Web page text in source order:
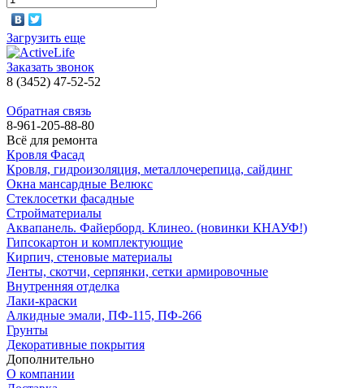
Загрузить еще
Заказать звонок
8 (3452) 47-52-52
Обратная связь
8-961-205-88-80
Всё для ремонта
Кровля Фасад
Кровля, гидроизоляция, металлочерепица, сайдинг
Окна мансардные Велюкс
Стеклосетки фасадные
Стройматериалы
Аквапанель. Файерборд. Клинео. (новинки КНАУФ!)
Гипсокартон и комплектующие
Кирпич, стеновые материалы
Ленты, скотчи, серпянки, сетки армировочные
Внутренняя отделка
Лаки-краски
Алкидные эмали, ПФ-115, ПФ-266
Грунты
Декоративные покрытия
Дополнительно
О компании